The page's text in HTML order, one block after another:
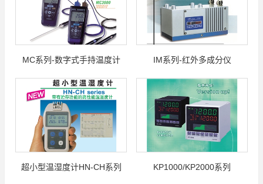
MC系列-数字式手持温度计 IM系列-红外多成分仪
超小型温湿度计HN-CH系列 KP1000/KP2000系列